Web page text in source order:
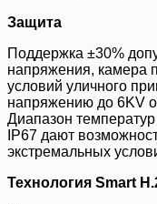
Защита
Поддержка ±30%
напряжения, камера
условий уличного
напряжению до 6KV
Диапазон
IP67 дают
экстремальных
Технология Smart